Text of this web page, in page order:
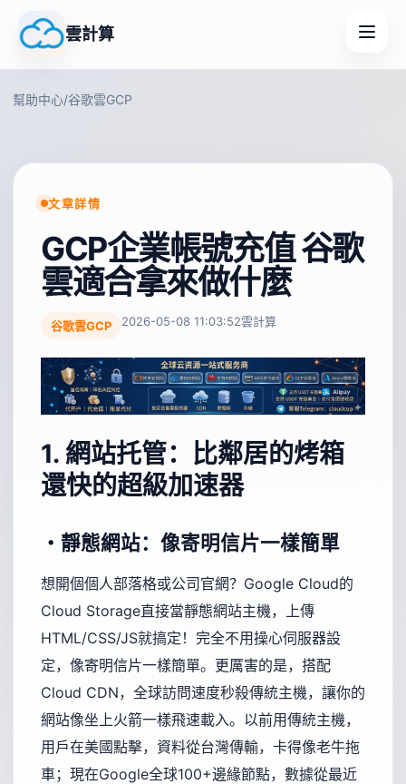
雲計算
幫助中心/谷歌雲GCP
文章詳情
GCP企業帳號充值 谷歌
雲適合拿來做什麼
谷歌雲GCP 2026-05-08 11:03:52雲計算
1. 網站托管：比鄰居的烤箱
還快的超級加速器
・靜態網站：像寄明信片一樣簡單
想開個個人部落格或公司官網？Google Cloud的
Cloud Storage直接當靜態網站主機，上傳
HTML/CSS/JS就搞定！完全不用操心伺服器設
定，像寄明信片一樣簡單。更厲害的是，搭配
Cloud CDN，全球訪問速度秒殺傳統主機，讓你的
網站像坐上火箭一樣飛速載入。以前用傳統主機，
用戶在美國點擊，資料從台灣傳輸，卡得像老牛拖
車；現在Google全球100+邊緣節點，數據從最近